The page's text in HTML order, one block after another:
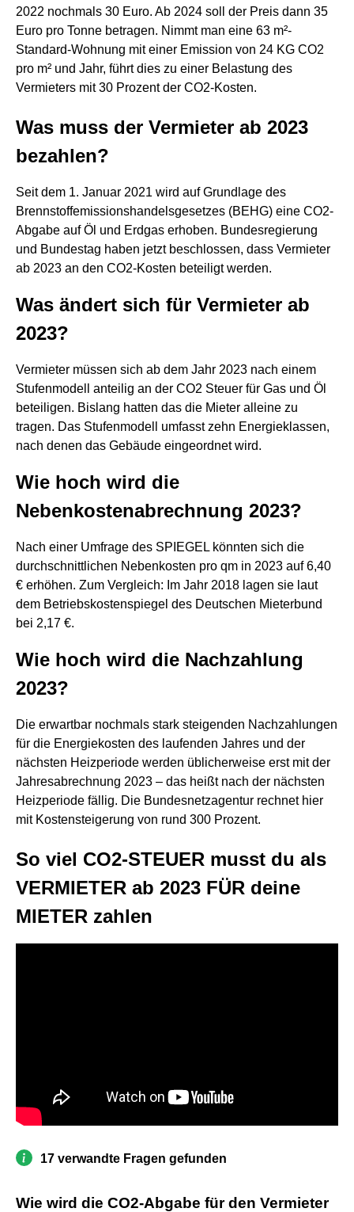
2022 nochmals 30 Euro. Ab 2024 soll der Preis dann 35
Euro pro Tonne betragen. Nimmt man eine 63 m²-
Standard-Wohnung mit einer Emission von 24 KG CO2
pro m² und Jahr, führt dies zu einer Belastung des
Vermieters mit 30 Prozent der CO2-Kosten.
Was muss der Vermieter ab 2023
bezahlen?
Seit dem 1. Januar 2021 wird auf Grundlage des
Brennstoffemissionshandelsgesetzes (BEHG) eine CO2-
Abgabe auf Öl und Erdgas erhoben. Bundesregierung
und Bundestag haben jetzt beschlossen, dass Vermieter
ab 2023 an den CO2-Kosten beteiligt werden.
Was ändert sich für Vermieter ab
2023?
Vermieter müssen sich ab dem Jahr 2023 nach einem
Stufenmodell anteilig an der CO2 Steuer für Gas und Öl
beteiligen. Bislang hatten das die Mieter alleine zu
tragen. Das Stufenmodell umfasst zehn Energieklassen,
nach denen das Gebäude eingeordnet wird.
Wie hoch wird die
Nebenkostenabrechnung 2023?
Nach einer Umfrage des SPIEGEL könnten sich die
durchschnittlichen Nebenkosten pro qm in 2023 auf 6,40
€ erhöhen. Zum Vergleich: Im Jahr 2018 lagen sie laut
dem Betriebskostenspiegel des Deutschen Mieterbund
bei 2,17 €.
Wie hoch wird die Nachzahlung
2023?
Die erwartbar nochmals stark steigenden Nachzahlungen
für die Energiekosten des laufenden Jahres und der
nächsten Heizperiode werden üblicherweise erst mit der
Jahresabrechnung 2023 – das heißt nach der nächsten
Heizperiode fällig. Die Bundesnetzagentur rechnet hier
mit Kostensteigerung von rund 300 Prozent.
So viel CO2-STEUER musst du als
VERMIETER ab 2023 FÜR deine
MIETER zahlen
17 verwandte Fragen gefunden
Wie wird die CO2-Abgabe für den Vermieter